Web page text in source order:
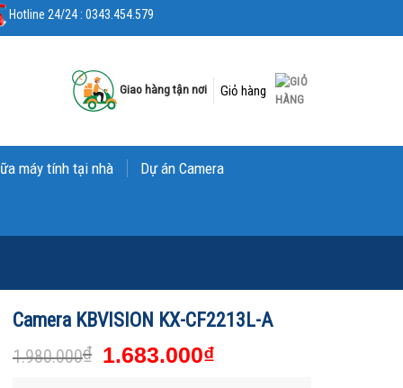
Hotline 24/24 : 0343.454.579
Giao hàng tận nơi Giỏ hàng
máy tính tại nhà Dự án Camera
Camera KBVISION KX-CF2213L-A
1.980.000₫ 1.683.000₫